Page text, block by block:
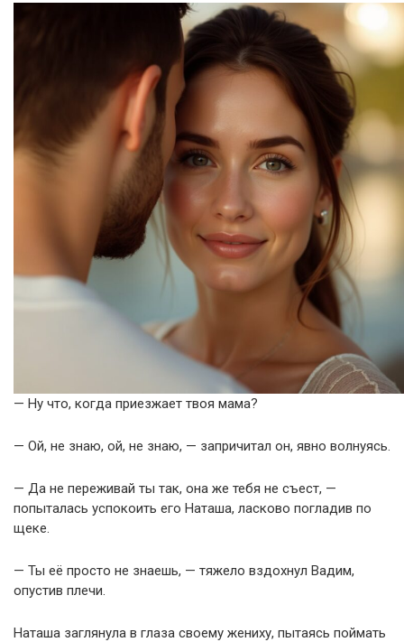
— Ну что, когда приезжает твоя мама?
— Ой, не знаю, ой, не знаю, — запричитал он, явно волнуясь.
— Да не переживай ты так, она же тебя не съест, —
попыталась успокоить его Наташа, ласково погладив по
щеке.
— Ты её просто не знаешь, — тяжело вздохнул Вадим,
опустив плечи.
Наташа заглянула в глаза своему жениху, пытаясь поймать